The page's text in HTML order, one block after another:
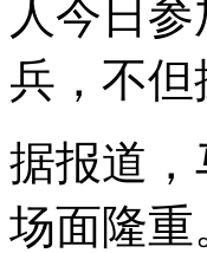
人今日
兵，不
据报道
场面隆重